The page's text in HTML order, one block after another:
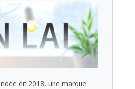
en 2018, une marque